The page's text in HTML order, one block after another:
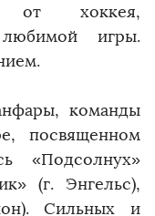
от хоккея,
любимой игры.
команды
посвященном
«Подсолнух»
(г. Энгельс),
Сильных и